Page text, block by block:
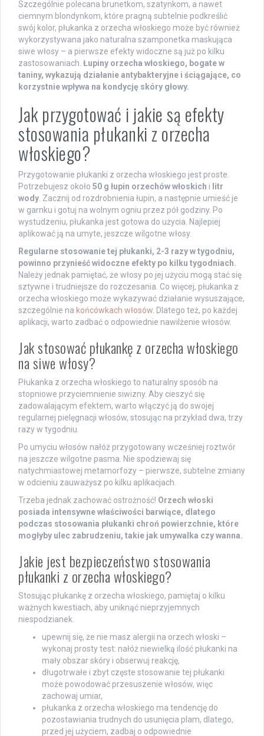
Szczególnie polecana brunetkom, szatynkom, a nawet
ciemnym blondynkom, które pragną subtelnie podkreślić
swój kolor, płukanka z orzecha włoskiego może być również
wykorzystywana jako naturalna szamponetka maskująca
siwe włosy – a pierwsze efekty widoczne są już po kilku
zastosowaniach. Łupiny orzecha włoskiego, bogate w
taniny, wykazują działanie antybakteryjne i ściągające, co
korzystnie wpływa na kondycję skóry głowy.
Jak przygotować i jakie są efekty
stosowania płukanki z orzecha
włoskiego?
Przygotowanie płukanki z orzecha włoskiego jest proste.
Potrzebujesz około 50 g łupin orzechów włoskich i litr
wody . Zacznij od rozdrobnienia łupin, a następnie umieść je
w garnku i gotuj na wolnym ogniu przez pół godziny. Po
wystudzeniu, płukanka jest gotowa do użycia. Najlepiej
aplikować ją na umyte, jeszcze wilgotne włosy.
Regularne stosowanie tej płukanki, 2-3 razy w tygodniu,
powinno przynieść widoczne efekty po kilku tygodniach.
Należy jednak pamiętać, że włosy po jej użyciu mogą stać się
sztywne i trudniejsze do rozczesania. Co więcej, płukanka z
orzecha włoskiego może wykazywać działanie wysuszające,
szczególnie na końcówkach włosów . Dlatego też, po każdej
aplikacji, warto zadbać o odpowiednie nawilżenie włosów.
Jak stosować płukankę z orzecha włoskiego
na siwe włosy?
Płukanka z orzecha włoskiego to naturalny sposób na
stopniowe przyciemnienie siwizny. Aby cieszyć się
zadowalającym efektem, warto włączyć ją do swojej
regularnej pielęgnacji włosów, stosując na przykład dwa, trzy
razy w tygodniu.
Po umyciu włosów nałóż przygotowany wcześniej roztwór
na jeszcze wilgotne pasma. Nie spodziewaj się
natychmiastowej metamorfozy – pierwsze, subtelne zmiany
w odcieniu zauważysz po kilku aplikacjach.
Trzeba jednak zachować ostrożność! Orzech włoski
posiada intensywne właściwości barwiące, dlatego
podczas stosowania płukanki chroń powierzchnie, które
mogłyby ulec zabrudzeniu, takie jak umywalka czy wanna.
Jakie jest bezpieczeństwo stosowania
płukanki z orzecha włoskiego?
Stosując płukankę z orzecha włoskiego, pamiętaj o kilku
ważnych kwestiach, aby uniknąć nieprzyjemnych
niespodzianek.
upewnij się, że nie masz alergii na orzech włoski –
wykonaj prosty test: nałóż niewielką ilość płukanki na
mały obszar skóry i obserwuj reakcję,
długotrwałe i zbyt częste stosowanie tej płukanki
może powodować przesuszenie włosów, więc
zachowaj umiar,
płukanka z orzecha włoskiego ma tendencję do
pozostawiania trudnych do usunięcia plam, dlatego,
przed jej użyciem, zadbaj o odpowiednie